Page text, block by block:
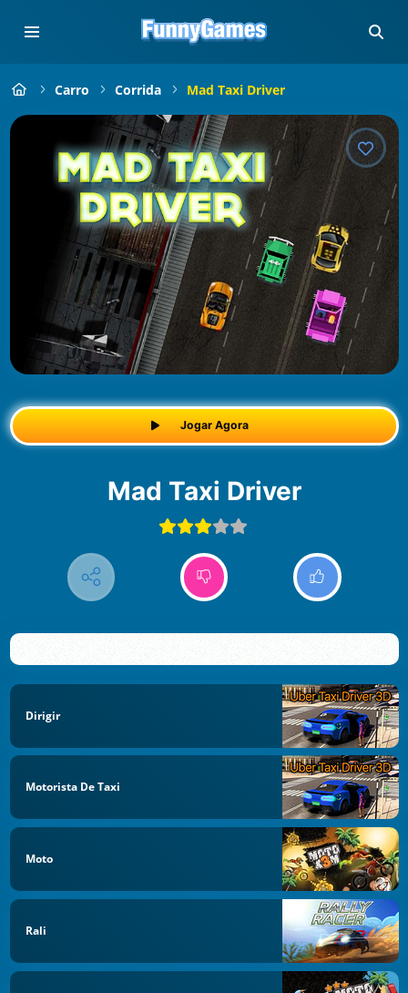
Carro Corrida Mad Taxi Driver
Jogar Agora
Mad Taxi Driver
Dirigir
Motorista De Taxi
Moto
Rali